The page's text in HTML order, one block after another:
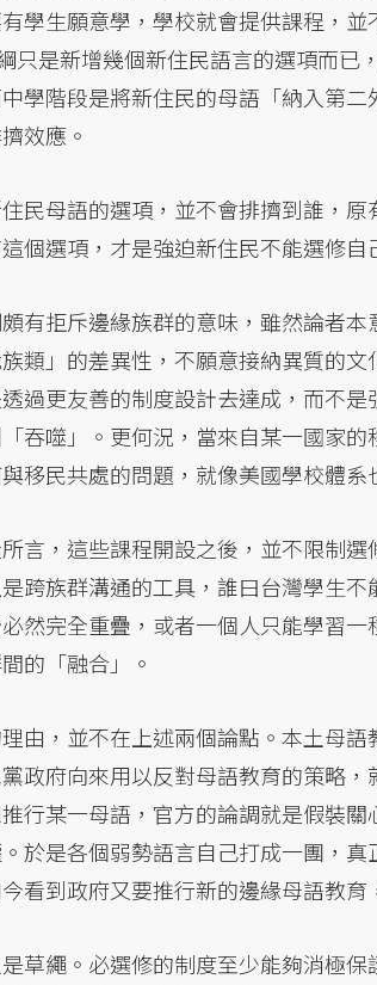
學生願意學，學校就會提供課程，
只是新增幾個新住民語言的選項而已
學階段是將新住民的母語「納入第
效應。
民母語的選項，並不會排擠到誰，
個選項，才是強迫新住民不能選修自
有拒斥邊緣族群的意味，雖然論者
類」的差異性，不願意接納異質的
過更友善的制度設計去達成，而不
「吞噬」。更何況，當來自某一國家
移民共處的問題，就像美國學校體
言，這些課程開設之後，並不限制
跨族群溝通的工具，誰曰台灣學生
然完全重疊，或者一個人只能學習
的「融合」。
由，並不在上述兩個論點。本土母
政府向來用以反對母語教育的策略
行某一母語，官方的論調就是假裝
於是各個弱勢語言自己打成一團，
看到政府又要推行新的邊緣母語教
草繩。必選修的制度至少能夠消極